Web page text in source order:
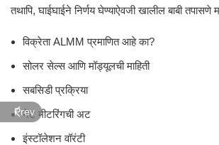
तथापि, घाईघाईने निर्णय घेण्याऐवजी खालील बाबी तपासणे
विक्रेता ALMM प्रमाणित आहे का?
सोलर सेल्स आणि मॉड्यूलची माहिती
सबसिडी प्रक्रिया
नेट मीटरिंगची अट
इंस्टॉलेशन वॉरंटी
Prev